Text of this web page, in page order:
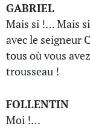
GABRIEL
Mais si !… Mais
avec le seigneur
tous où vous
trousseau !
FOLLENTIN
Moi !…